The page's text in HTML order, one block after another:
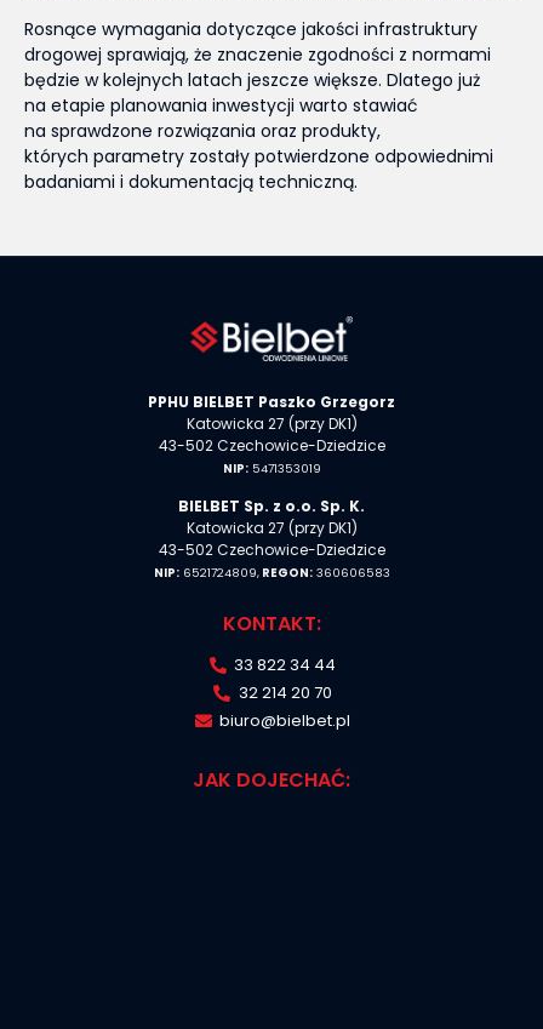
Rosnące wymagania dotyczące jakości infrastruktury
drogowej sprawiają, że znaczenie zgodności z normami
będzie w kolejnych latach jeszcze większe. Dlatego już
na etapie planowania inwestycji warto stawiać
na sprawdzone rozwiązania oraz produkty,
których parametry zostały potwierdzone odpowiednimi
badaniami i dokumentacją techniczną.
PPHU BIELBET Paszko Grzegorz
Katowicka 27 (przy DK1)
43-502 Czechowice-Dziedzice
NIP:5471353019
BIELBET Sp. z o.o. Sp. K.
Katowicka 27 (przy DK1)
43-502 Czechowice-Dziedzice
NIP:6521724809,REGON:360606583
KONTAKT:
33 822 34 44
32 214 20 70
biuro@bielbet.pl
JAK DOJECHAĆ: